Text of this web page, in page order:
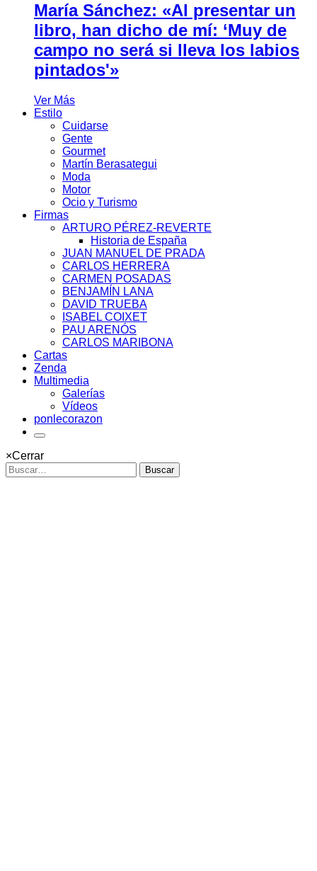
María Sánchez: «Al presentar un
libro, han dicho de mí: ‘Muy de
campo no será si lleva los labios
pintados'»
Ver Más
Estilo
Cuidarse
Gente
Gourmet
Martín Berasategui
Moda
Motor
Ocio y Turismo
Firmas
ARTURO PÉREZ-REVERTE
Historia de España
JUAN MANUEL DE PRADA
CARLOS HERRERA
CARMEN POSADAS
BENJAMÍN LANA
DAVID TRUEBA
ISABEL COIXET
PAU ARENÓS
CARLOS MARIBONA
Cartas
Zenda
Multimedia
Galerías
Vídeos
ponlecorazon
×Cerrar
Buscar